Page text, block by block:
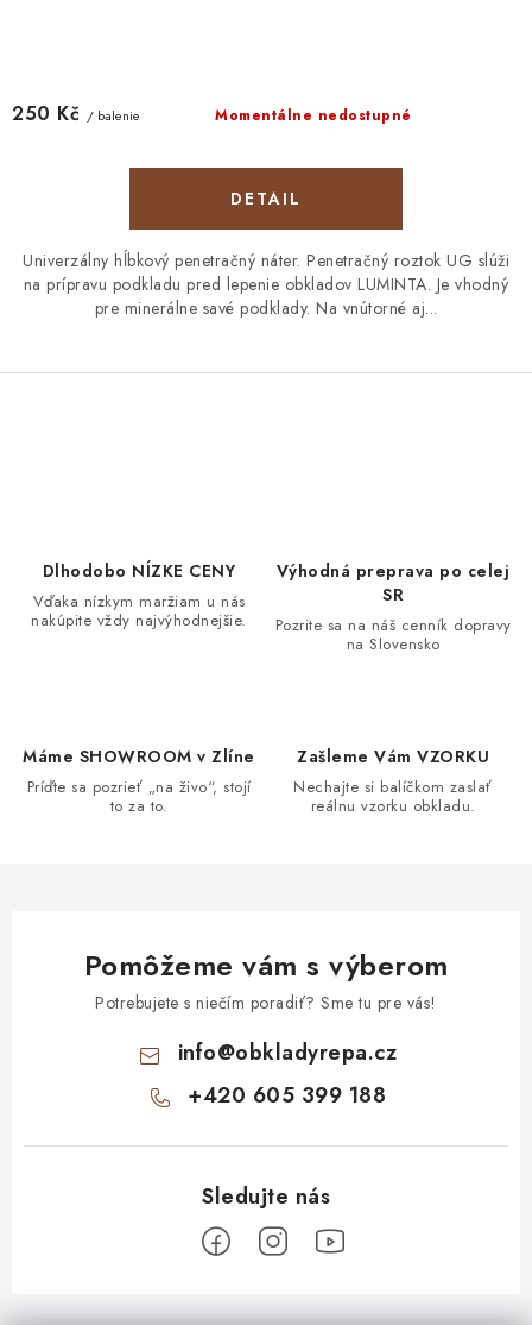
Momentálne nedostupné
250 Kč / balenie
DETAIL
Univerzálny hĺbkový penetračný náter. Penetračný roztok UG slúži
na prípravu podkladu pred lepenie obkladov LUMINTA. Je vhodný
pre minerálne savé podklady. Na vnútorné aj...
Dlhodobo NÍZKE CENY
Vďaka nízkym maržiam u nás
nakúpite vždy najvýhodnejšie.
Výhodná preprava po celej
SR
Pozrite sa na náš cenník dopravy
na Slovensko
Máme SHOWROOM v Zlíne
Príďte sa pozrieť „na živo“, stojí
to za to.
Zašleme Vám VZORKU
Nechajte si balíčkom zaslať
reálnu vzorku obkladu.
Pomôžeme vám s výberom
Potrebujete s niečím poradiť? Sme tu pre vás!
info@obkladyrepa.cz
+420 605 399 188
Z